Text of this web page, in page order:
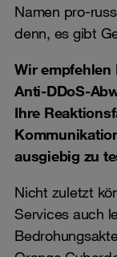
Namen pro-
denn, es gibt
Wir empfehlen
Anti-DDoS-
Ihre
ausgiebig zu
Nicht zuletzt
Services auch